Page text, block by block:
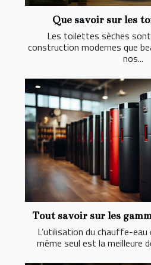
Que savoir sur les
Les toilettes sèches sont
construction modernes que
nos...
Tout savoir sur les
L’utilisation du chauffe-
même seul est la meilleure